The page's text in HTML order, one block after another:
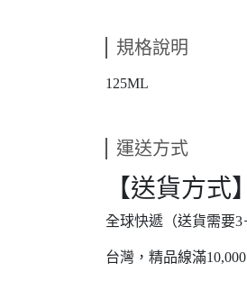
規格說明
125ML
運送方式
【送貨方式】
全球快遞（送貨需要3
台灣，精品線滿